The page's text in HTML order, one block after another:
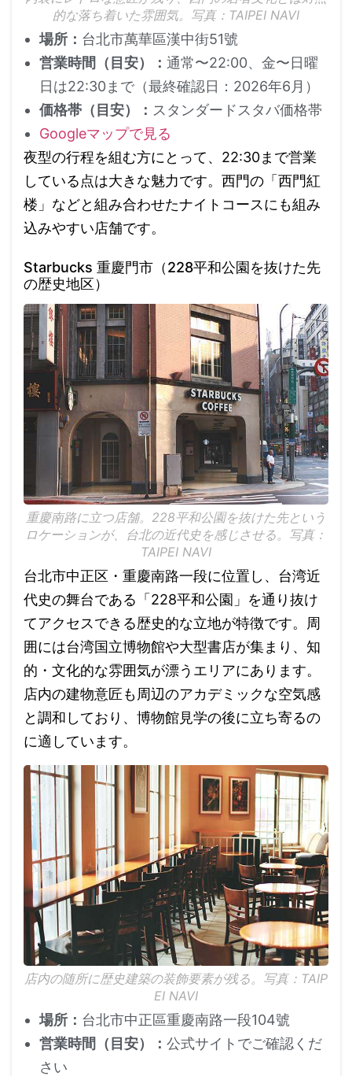
的な落ち着いた雰囲気。写真：TAIPEI NAVI
場所： 台北市萬華區漢中街51號
営業時間（目安）： 通常〜22:00、金〜日曜
日は22:30まで（最終確認日：2026年6月）
価格帯（目安）： スタンダードスタバ価格帯
Googleマップで見る
夜型の行程を組む方にとって、22:30まで営業
している点は大きな魅力です。西門の「西門紅
楼」などと組み合わせたナイトコースにも組み
込みやすい店舗です。
Starbucks 重慶門市（228平和公園を抜けた先
の歴史地区）
重慶南路に立つ店舗。228平和公園を抜けた先という
ロケーションが、台北の近代史を感じさせる。写真：
TAIPEI NAVI
台北市中正区・重慶南路一段に位置し、台湾近
代史の舞台である「228平和公園」を通り抜け
てアクセスできる歴史的な立地が特徴です。周
囲には台湾国立博物館や大型書店が集まり、知
的・文化的な雰囲気が漂うエリアにあります。
店内の建物意匠も周辺のアカデミックな空気感
と調和しており、博物館見学の後に立ち寄るの
に適しています。
店内の随所に歴史建築の装飾要素が残る。写真：TAIP
EI NAVI
場所： 台北市中正區重慶南路一段104號
営業時間（目安）： 公式サイトでご確認くだ
さい